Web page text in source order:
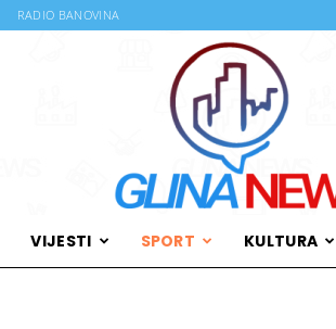
RADIO BANOVINA
VIJESTI SPORT KULTURA